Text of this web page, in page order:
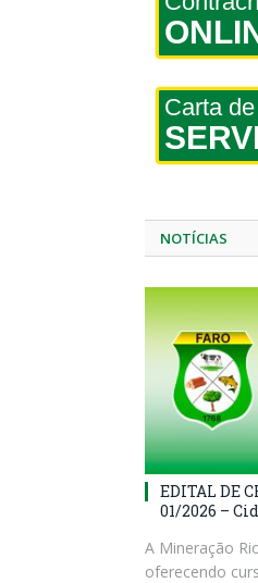
Carta de
NOTÍCIAS
EDITAL DE
01/2026 –
A Mineração
oferecendo